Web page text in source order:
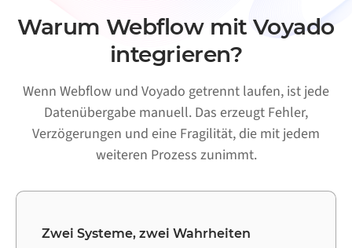
Warum Webflow mit Voyado
integrieren?
Wenn Webflow und Voyado getrennt laufen, ist jede
Datenübergabe manuell. Das erzeugt Fehler,
Verzögerungen und eine Fragilität, die mit jedem
weiteren Prozess zunimmt.
Zwei Systeme, zwei Wahrheiten